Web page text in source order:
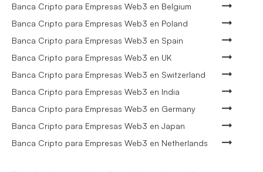
Banca Cripto para Empresas Web3 en Belgium
Banca Cripto para Empresas Web3 en Poland
Banca Cripto para Empresas Web3 en Spain
Banca Cripto para Empresas Web3 en UK
Banca Cripto para Empresas Web3 en Switzerland
Banca Cripto para Empresas Web3 en India
Banca Cripto para Empresas Web3 en Germany
Banca Cripto para Empresas Web3 en Japan
Banca Cripto para Empresas Web3 en Netherlands